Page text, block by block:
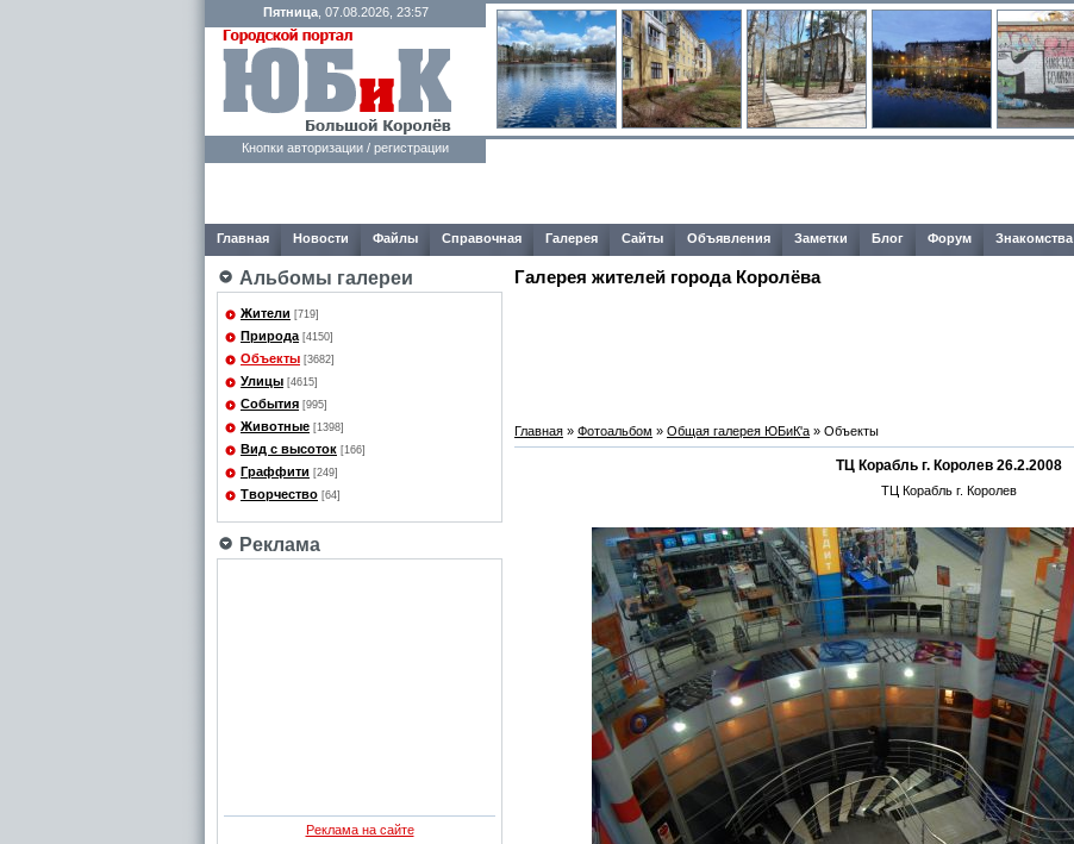
Пятница, 07.08.2026, 23:57
Кнопки авторизации / регистрации
Главная Новости Файлы Справочная Галерея Сайты Объявления Заметки Блог Форум Знакомства
Альбомы галереи
Жители [719]
Природа [4150]
Объекты [3682]
Улицы [4615]
События [995]
Животные [1398]
Вид с высоток [166]
Граффити [249]
Творчество [64]
Реклама
Реклама на сайте
Галерея жителей города Королёва
Главная » Фотоальбом » Общая галерея ЮБиК'a » Объекты
ТЦ Корабль г. Королев 26.2.2008
ТЦ Корабль г. Королев